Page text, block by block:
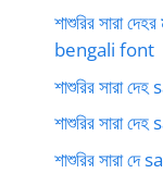
শাশুরির সারা
bengali font
শাশুরির সারা
শাশুরির সারা
শাশুরির সারা